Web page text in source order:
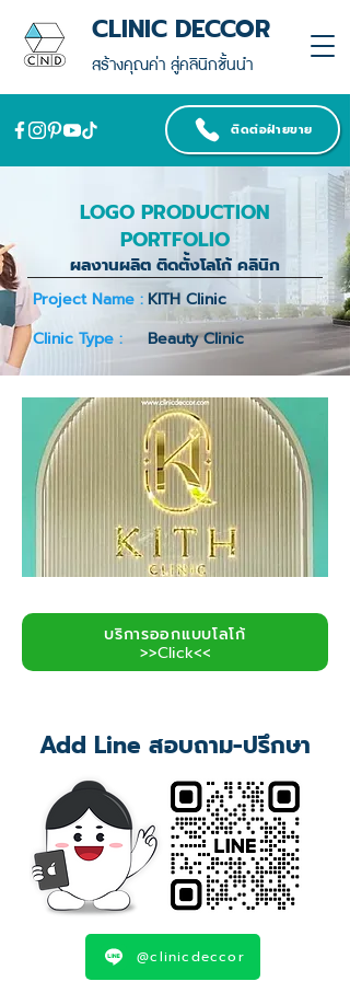
สร้างคุณค่า สู่คลินิกชั้นนำ
CLINIC DECCOR
ติดต่อฝ่ายขาย
LOGO PRODUCTION
PORTFOLIO
ผลงานผลิต ติดตั้งโลโก้ คลินิก
Project Name : KITH Clinic
Clinic Type :
Beauty Clinic
บริการออกแบบโลโก้
>>Click<<
Add Line สอบถาม-ปรึกษา
@clinicdeccor